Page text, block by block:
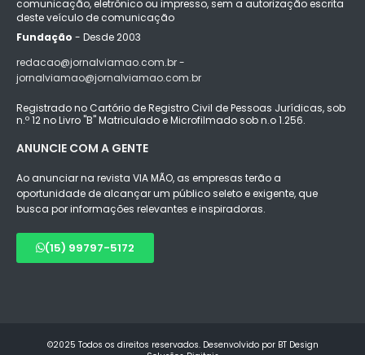
comunicação, eletrônico ou impresso, sem a autorização escrita
deste veículo de comunicação
Fundação - Desde 2003
redacao@jornalviamao.com.br -
jornalviamao@jornalviamao.com.br
Registrado no Cartório de Registro Civil de Pessoas Jurídicas, sob
n.º 12 no Livro "B" Matriculado e Microfilmado sob n.o 1.256.
ANUNCIE COM A GENTE
Ao anunciar na revista VIA MÃO, as empresas terão a
oportunidade de alcançar um público seleto e exigente, que
busca por informações relevantes e inspiradoras.
(15) 99797-5172
©2025 Todos os direitos reservados. Desenvolvido por BT Design